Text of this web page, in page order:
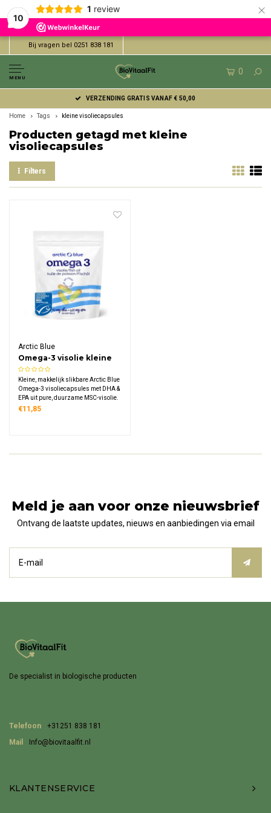
10
1 review ×
Bij vragen bel 0251 838 181
MENU
0
VERZENDING GRATIS VANAF € 50,00
Home Tags kleine visoliecapsules
Producten getagd met kleine
visoliecapsules
Filters
Arctic Blue
Omega-3 visolie kleine
capsules DHA & EPA
Kleine, makkelijk slikbare Arctic Blue
Omega-3 visoliecapsules met DHA &
EPA uit pure, duurzame MSC-visolie.
Zonder vissige oprispingen en
€11,85
Meld je aan voor onze nieuwsbrief
Ontvang de laatste updates, nieuws en aanbiedingen via email
De specialist in biologische producten
Telefoon
+31251 838 181
Mail
Info@biovitaalfit.nl
KLANTENSERVICE